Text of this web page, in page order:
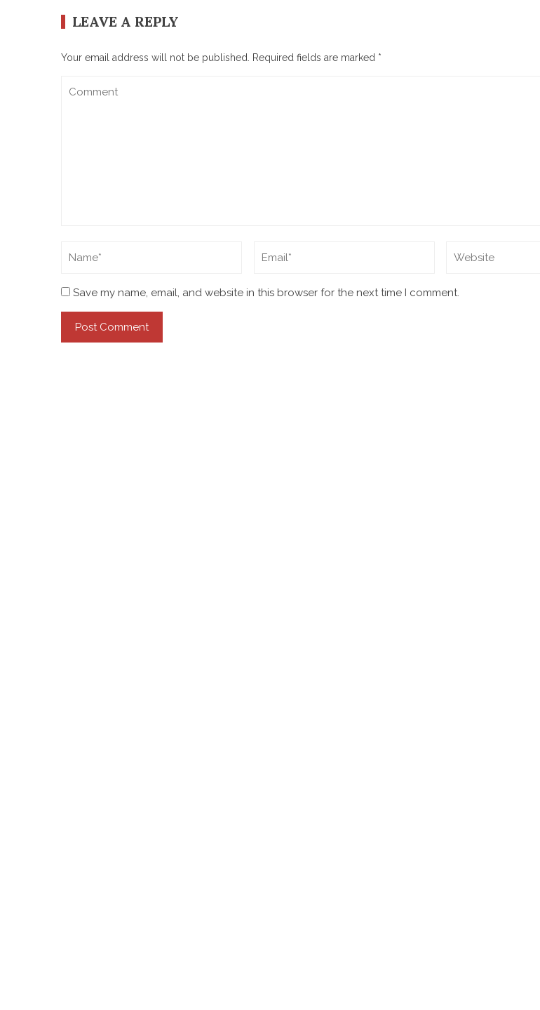
LEAVE A REPLY
Your email address will not be published. Required fields are marked *
Save my name, email, and website in this browser for the next time I comment.